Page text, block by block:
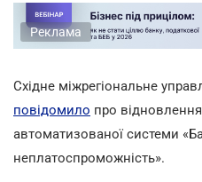
Реклама
Східне міжрегіональне
повідомило про
автоматизованої системи
неплатоспроможність».